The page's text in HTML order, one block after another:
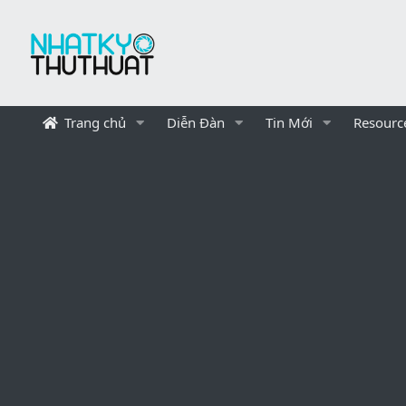
Trang chủ Diễn Đàn Tin Mới